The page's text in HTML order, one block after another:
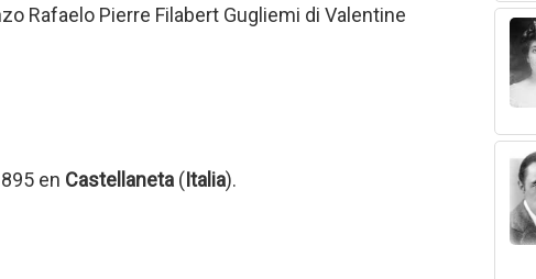
Rafaelo Pierre Filabert Gugliemi di Valentine
en Castellaneta (Italia).